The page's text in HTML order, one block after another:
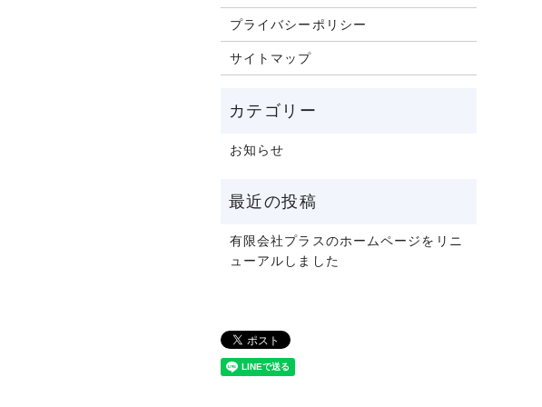
プライバシーポリシー
サイトマップ
お知らせ
有限会社プラスのホームページをリニ
ューアルしました